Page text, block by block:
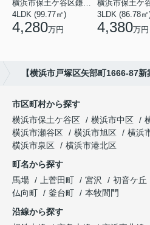
4LDK (99.77㎡)
4,280万円
3LDK (86.78㎡
4,380万円
【横浜市戸塚区矢部町1666-87
市区町村から探す
横浜市保土ケ谷区
横浜市中区
横浜市瀬谷区
横浜市旭区 横浜
横浜市泉区
横浜市港北区
町名から探す
馬場
上菅田町 宮沢 初音ケ丘
仏向町
釜台町
本牧間門
沿線から探す